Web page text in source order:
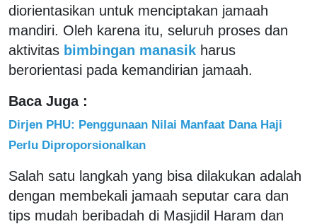
diorientasikan untuk menciptakan jamaah
mandiri. Oleh karena itu, seluruh proses dan
aktivitas bimbingan manasik harus
berorientasi pada kemandirian jamaah.
Baca Juga :
Dirjen PHU: Penggunaan Nilai Manfaat Dana Haji
Perlu Diproporsionalkan
Salah satu langkah yang bisa dilakukan adalah
dengan membekali jamaah seputar cara dan
tips mudah beribadah di Masjidil Haram dan